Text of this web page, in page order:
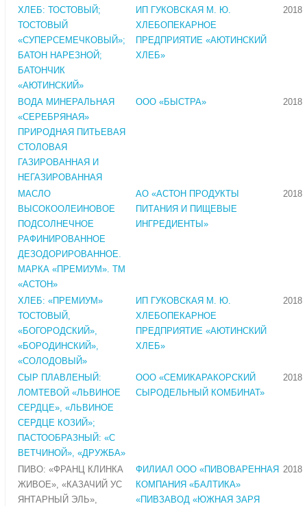
ХЛЕБ: ТОСТОВЫЙ;
ТОСТОВЫЙ
«СУПЕРСЕМЕЧКОВЫЙ»;
БАТОН НАРЕЗНОЙ;
БАТОНЧИК
«АЮТИНСКИЙ»
ИП ГУКОВСКАЯ М. Ю.
ХЛЕБОПЕКАРНОЕ
ПРЕДПРИЯТИЕ «АЮТИНСКИЙ
ХЛЕБ»
2018
ВОДА МИНЕРАЛЬНАЯ
«СЕРЕБРЯНАЯ»
ПРИРОДНАЯ ПИТЬЕВАЯ
СТОЛОВАЯ
ГАЗИРОВАННАЯ И
НЕГАЗИРОВАННАЯ
ООО «БЫСТРА» 2018
МАСЛО
ВЫСОКООЛЕИНОВОЕ
ПОДСОЛНЕЧНОЕ
РАФИНИРОВАННОЕ
ДЕЗОДОРИРОВАННОЕ.
МАРКА «ПРЕМИУМ». ТМ
«АСТОН»
АО «АСТОН ПРОДУКТЫ
ПИТАНИЯ И ПИЩЕВЫЕ
ИНГРЕДИЕНТЫ»
2018
ХЛЕБ: «ПРЕМИУМ»
ТОСТОВЫЙ,
«БОГОРОДСКИЙ»,
«БОРОДИНСКИЙ»,
«СОЛОДОВЫЙ»
ИП ГУКОВСКАЯ М. Ю.
ХЛЕБОПЕКАРНОЕ
ПРЕДПРИЯТИЕ «АЮТИНСКИЙ
ХЛЕБ»
2018
СЫР ПЛАВЛЕНЫЙ:
ЛОМТЕВОЙ «ЛЬВИНОЕ
СЕРДЦЕ», «ЛЬВИНОЕ
СЕРДЦЕ КОЗИЙ»;
ПАСТООБРАЗНЫЙ: «С
ВЕТЧИНОЙ», «ДРУЖБА»
ООО «СЕМИКАРАКОРСКИЙ
СЫРОДЕЛЬНЫЙ КОМБИНАТ»
2018
ПИВО: «ФРАНЦ КЛИНКА
ЖИВОЕ», «КАЗАЧИЙ УС
ЯНТАРНЫЙ ЭЛЬ»,
ФИЛИАЛ ООО «ПИВОВАРЕННАЯ
КОМПАНИЯ «БАЛТИКА»
«ПИВЗАВОД «ЮЖНАЯ ЗАРЯ
2018